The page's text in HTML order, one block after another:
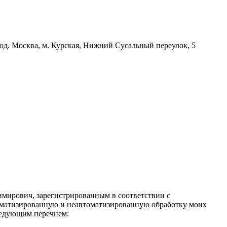
Москва, м. Курская, Нижний Сусальный переулок, 5
зарегистрированным в соответствии с
и неавтоматизированную обработку моих
перечнем: